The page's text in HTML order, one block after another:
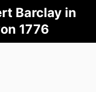
Barclay in
1776